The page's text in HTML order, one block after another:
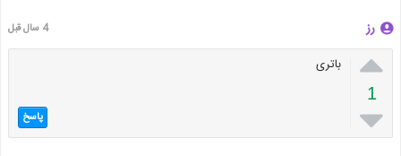
رز 4 سال قبل

1

باتری
پاسخ